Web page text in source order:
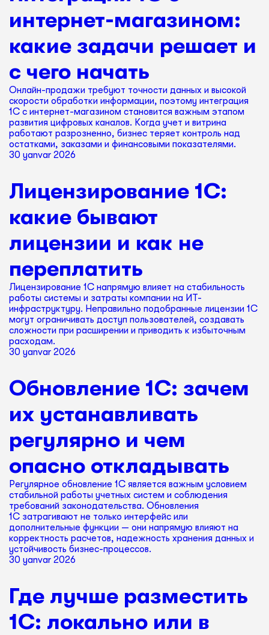
интернет-магазином:
какие задачи решает и
с чего начать
Онлайн-продажи требуют точности данных и высокой
скорости обработки информации, поэтому интеграция
1С с интернет-магазином становится важным этапом
развития цифровых каналов. Когда учет и витрина
работают разрозненно, бизнес теряет контроль над
остатками, заказами и финансовыми показателями.
30 yanvar 2026
Лицензирование 1С:
какие бывают
лицензии и как не
переплатить
Лицензирование 1С напрямую влияет на стабильность
работы системы и затраты компании на ИТ-
инфраструктуру. Неправильно подобранные лицензии 1С
могут ограничивать доступ пользователей, создавать
сложности при расширении и приводить к избыточным
расходам.
30 yanvar 2026
Обновление 1С: зачем
их устанавливать
регулярно и чем
опасно откладывать
Регулярное обновление 1С является важным условием
стабильной работы учетных систем и соблюдения
требований законодательства. Обновления
1С затрагивают не только интерфейс или
дополнительные функции — они напрямую влияют на
корректность расчетов, надежность хранения данных и
устойчивость бизнес-процессов.
30 yanvar 2026
Где лучше разместить
1С: локально или в